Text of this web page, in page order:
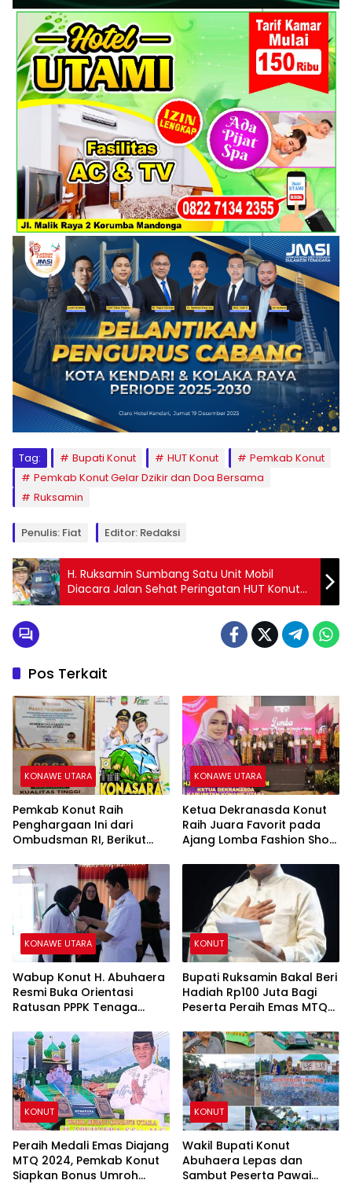
Tag: Bupati Konut HUT Konut
Pemkab Konut
Pemkab Konut Gelar Dzikir dan Doa Bersama
Ruksamin
Penulis: Fiat Editor: Redaksi
H. Ruksamin Sumbang Satu Unit Mobil
Diacara Jalan Sehat Peringatan HUT Konut
ke 17
Pos Terkait
KONAWE UTARA
Pemkab Konut Raih
Penghargaan Ini dari
Ombudsman RI, Berikut
KONAWE UTARA
Ketua Dekranasda Konut
Raih Juara Favorit pada
Ajang Lomba Fashion Show
Pameran Kerajinan Sultra
KONAWE UTARA
Wabup Konut H. Abuhaera
Resmi Buka Orientasi
Ratusan PPPK Tenaga
KONUT
Bupati Ruksamin Bakal Beri
Hadiah Rp100 Juta Bagi
Peserta Peraih Emas MTQ
KONUT
Peraih Medali Emas Diajang
MTQ 2024, Pemkab Konut
Siapkan Bonus Umroh
KONUT
Wakil Bupati Konut
Abuhaera Lepas dan
Sambut Peserta Pawai